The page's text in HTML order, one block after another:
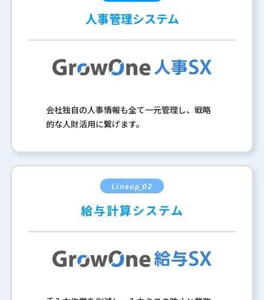
人事管理システム
会社独自の人事情報も全て一元管理し、戦略
的な人財活用に繋げます。
Lineup_02
給与計算システム